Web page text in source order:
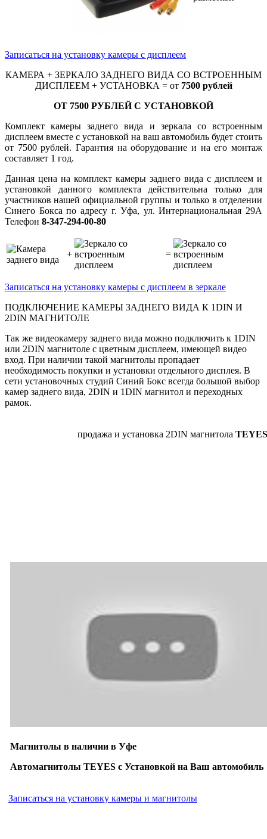
Записаться на установку камеры с дисплеем
КАМЕРА + ЗЕРКАЛО ЗАДНЕГО ВИДА СО ВСТРОЕННЫМ
ДИСПЛЕЕМ + УСТАНОВКА = от 7500 рублей
ОТ 7500 РУБЛЕЙ С УСТАНОВКОЙ
Комплект камеры заднего вида и зеркала со встроенным
дисплеем вместе с установкой на ваш автомобиль будет стоить
от 7500 рублей. Гарантия на оборудование и на его монтаж
составляет 1 год.
Данная цена на комплект камеры заднего вида с дисплеем и
установкой данного комплекта действительна только для
участников нашей официальной группы и только в отделении
Синего Бокса по адресу г. Уфа, ул. Интернациональная 29А
Телефон 8-347-294-00-80
+ =
Записаться на установку камеры с дисплеем в зеркале
ПОДКЛЮЧЕНИЕ КАМЕРЫ ЗАДНЕГО ВИДА К 1DIN И
2DIN МАГНИТОЛЕ
Так же видеокамеру заднего вида можно подключить к 1DIN
или 2DIN магнитоле с цветным дисплеем, имеющей видео
вход. При наличии такой магнитолы пропадает
необходимость покупки и установки отдельного дисплея. В
сети установочных студий Синий Бокс всегда большой выбор
камер заднего вида, 2DIN и 1DIN магнитол и переходных
рамок.
продажа и установка 2DIN магнитола
Магнитолы в наличии в Уфе
Автомагнитолы TEYES с Установкой на Ваш автомобиль
Записаться на установку камеры и магнитолы